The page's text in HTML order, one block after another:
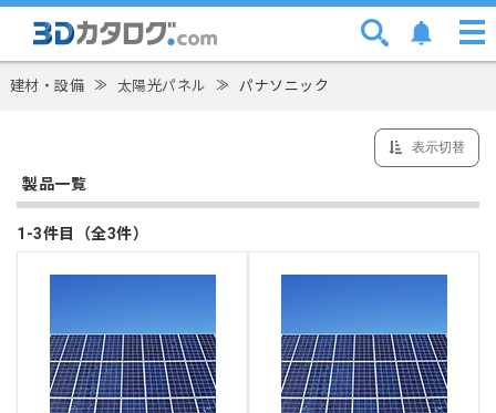
建材・設備 ≫ 太陽光パネル ≫ パナソニック
表示切替
製品一覧
1-3件目（全3件）